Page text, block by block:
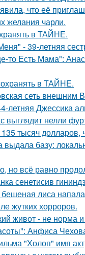
что её
желания чарли.
в ТАЙНЕ.
- 39-летняя
то Есть Мама":
в ТАЙНЕ.
сеть внешним
летняя Джессика
выглядит нелли
тысяч долларов,
выдала базу:
но всё равно
сенетисив
бешеная лиса
жутких хорроров.
живот - не норма
Анфиса
"Холоп" имя